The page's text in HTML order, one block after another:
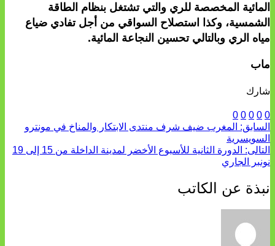
المائية المخصصة للري والتي تشتغل بنظام الطاقة
الشمسية، وكذا استصلاح السواقي من أجل تفادي ضياع
مياه الري وبالتالي تحسين النجاعة المائية.
ماب
شارك
0
0
0
0
0
السابق: المغرب ضيف شرف منتدى الابتكار والمناخ في مونترو
السويسرية
التالى:
الدورة الثانية للأسبوع الأخضر لمدينة الداخلة من 15 إلى 19
نونبر الجاري
نبذة عن الكاتب